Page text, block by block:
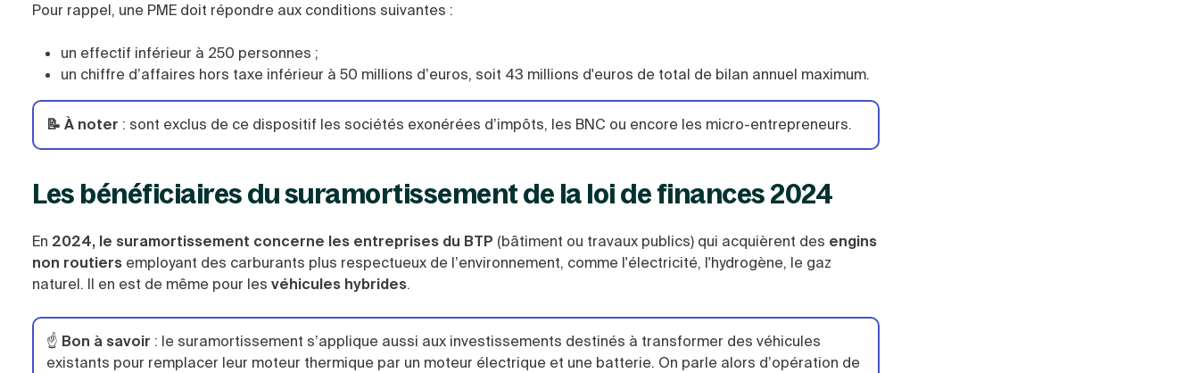
Pour rappel, une PME doit répondre aux conditions suivantes :
un effectif inférieur à 250 personnes ;
un chiffre d’affaires hors taxe inférieur à 50 millions d’euros, soit 43 millions d'euros de total de bilan annuel maximum.
📝 À noter : sont exclus de ce dispositif les sociétés exonérées d’impôts, les BNC ou encore les micro-entrepreneurs.
Les bénéficiaires du suramortissement de la loi de finances 2024
En 2024, le suramortissement concerne les entreprises du BTP (bâtiment ou travaux publics) qui acquièrent des engins
non routiers employant des carburants plus respectueux de l’environnement, comme l'électricité, l'hydrogène, le gaz
naturel. Il en est de même pour les véhicules hybrides.
☝️ Bon à savoir : le suramortissement s’applique aussi aux investissements destinés à transformer des véhicules
existants pour remplacer leur moteur thermique par un moteur électrique et une batterie. On parle alors d’opération de